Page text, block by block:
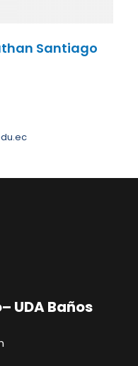
Santiago
UDA Baños